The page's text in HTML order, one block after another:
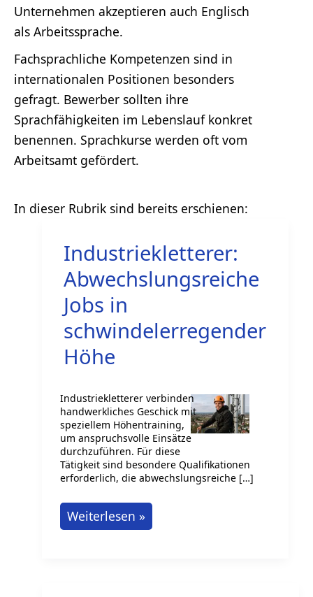
Unternehmen akzeptieren auch Englisch
als Arbeitssprache.
Fachsprachliche Kompetenzen sind in
internationalen Positionen besonders
gefragt. Bewerber sollten ihre
Sprachfähigkeiten im Lebenslauf konkret
benennen. Sprachkurse werden oft vom
Arbeitsamt gefördert.
Industriekletterer:
Abwechslungsreiche
Jobs in
schwindelerregender
Höhe
Industriekletterer verbinden
handwerkliches Geschick mit
speziellem Höhentraining,
um anspruchsvolle Einsätze
durchzuführen. Für diese
Tätigkeit sind besondere Qualifikationen
erforderlich, die abwechslungsreiche […]
Industriekletterer:
Abwechslungsreiche
Weiterlesen »